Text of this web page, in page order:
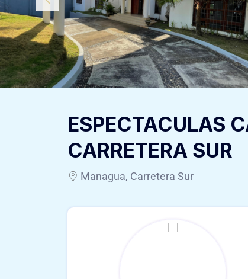
ESPECTACULAS
CARRETERA SUR
Managua, Carretera Sur